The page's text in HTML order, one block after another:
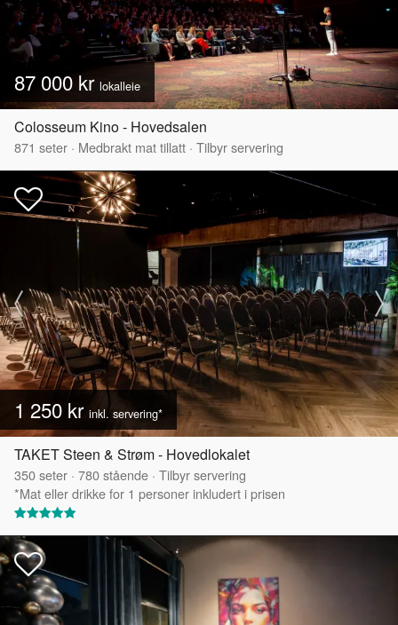
87 000 kr lokalleie
Colosseum Kino - Hovedsalen
871 seter · Medbrakt mat tillatt · Tilbyr servering
1 250 kr inkl. servering*
TAKET Steen & Strøm - Hovedlokalet
350seter · 780stående · Tilbyr servering
*Mat eller drikke for 1 personer inkludert i prisen